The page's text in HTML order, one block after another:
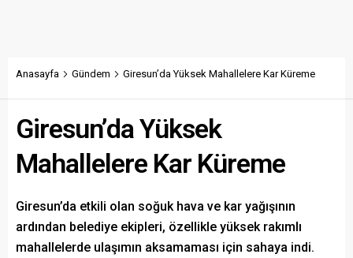
Anasayfa Gündem Giresun’da Yüksek Mahallelere Kar Küreme
Giresun’da Yüksek
Mahallelere Kar Küreme
Giresun’da etkili olan soğuk hava ve kar yağışının
ardından belediye ekipleri, özellikle yüksek rakımlı
mahallelerde ulaşımın aksamaması için sahaya indi.